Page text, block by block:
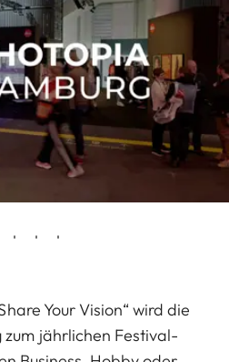
Your Vision“ wird die
zum jährlichen Festival-